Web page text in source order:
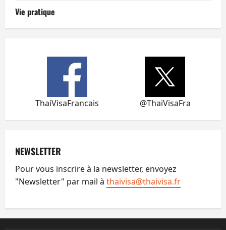
Vie pratique
ThaiVisaFrancais @ThaiVisaFra
NEWSLETTER
Pour vous inscrire à la newsletter, envoyez
"Newsletter" par mail à thaivisa@thaivisa.fr